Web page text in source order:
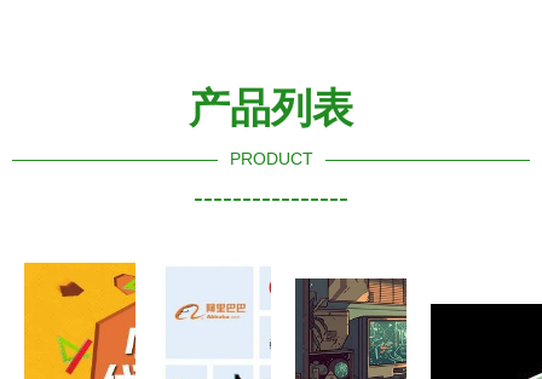
产品列表
PRODUCT
----------------